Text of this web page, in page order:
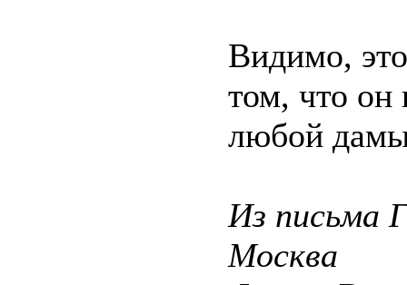
Видимо,
том, что он
любой
Из письма
Москва